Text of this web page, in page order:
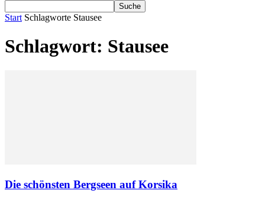
Start Schlagworte Stausee
Schlagwort: Stausee
Die schönsten Bergseen auf Korsika